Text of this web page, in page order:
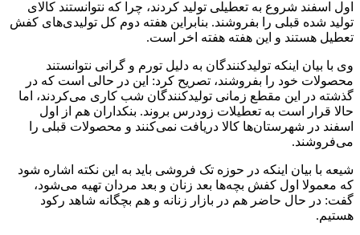
اول اسفند شروع به تعطیلی تولید کردند، چرا که نتوانستند کالای
تولید شده قبلی را بفروشند. بنابراین هفته دوم کل تولیدی‌های کفش
تعطیل هستند و این هفته هفته اخر است.
وی با بیان اینکه تولیدکنندگان به دلیل تورم و گرانی نتوانستند
محصولات خود را بفروشند، تصریح کرد: این در حالی است که در
گذشته در این مقطع زمانی تولیدکنندگان شب کاری می‌کردند، اما
حالا قرار است به تعطیلات زودرس بروند. بنکداران هم از اول
اسفند در شهرستان‌ها کالا دریافت نمی‌کنند و محصولات قبلی را
می‌فروشند.
شیعه با بیان اینکه در حوزه تک فروشی باید به این نکته اشاره شود
که معمولا اول کفش بچه‌ها بعد زنان و بعد مردان تهیه می‌شود،
گفت: در حال حاضر هم در بازار زنانه و هم بچگانه شاهد رکود
هستیم.